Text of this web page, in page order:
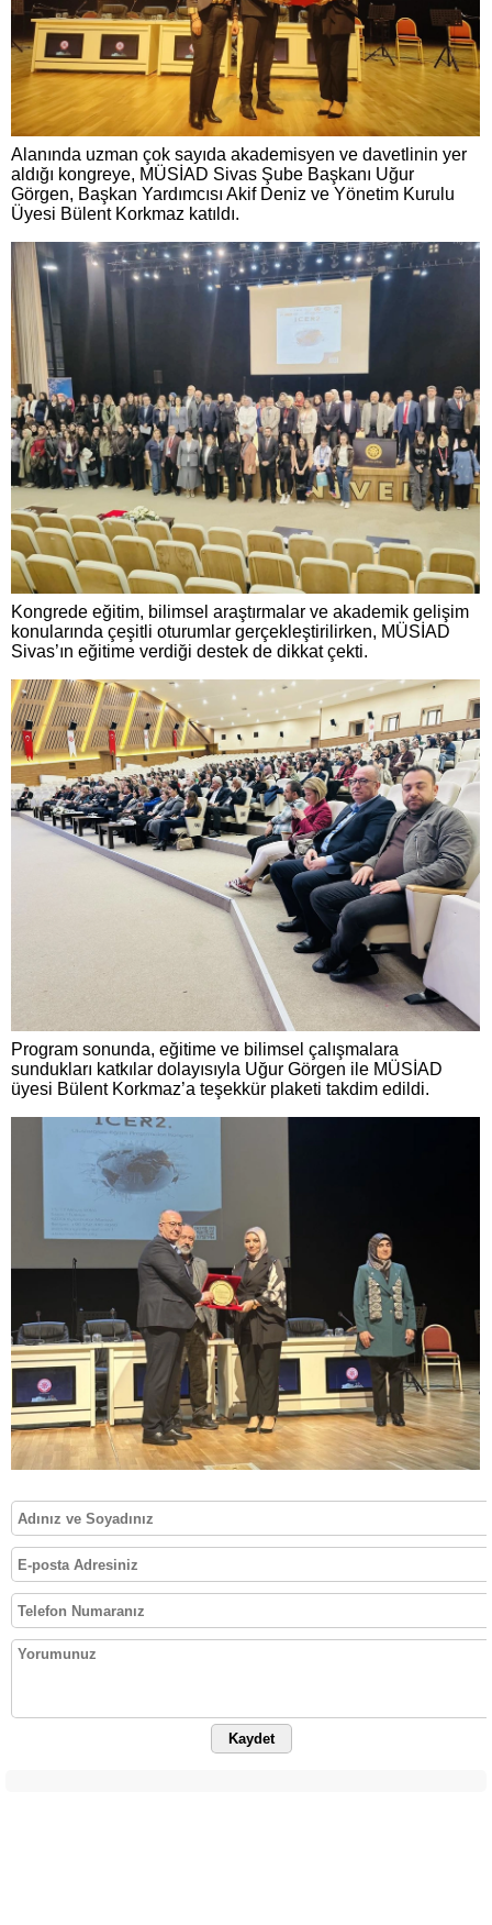
Alanında uzman çok sayıda akademisyen ve davetlinin yer
aldığı kongreye, MÜSİAD Sivas Şube Başkanı Uğur
Görgen, Başkan Yardımcısı Akif Deniz ve Yönetim Kurulu
Üyesi Bülent Korkmaz katıldı.
Kongrede eğitim, bilimsel araştırmalar ve akademik gelişim
konularında çeşitli oturumlar gerçekleştirilirken, MÜSİAD
Sivas’ın eğitime verdiği destek de dikkat çekti.
Program sonunda, eğitime ve bilimsel çalışmalara
sundukları katkılar dolayısıyla Uğur Görgen ile MÜSİAD
üyesi Bülent Korkmaz’a teşekkür plaketi takdim edildi.
Kaydet